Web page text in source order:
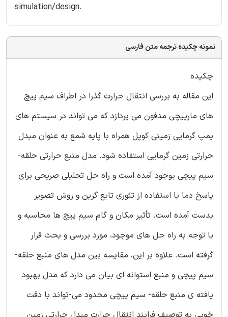
simulation/design.
نمونه چکیده ترجمه متن فارسی
چکیده
این مقاله به بررسی انتقال حرارت گذرا در اطراف سیم پیچ
های مارپیچی مدفون می پردازد که می تواند در سیستم های
پمپ گرمایی زمینی کوپل همراه با پایه شمع به عنوان مبدل
حرارتی زمین گرمایی استفاده شود. مدل منبع حرارتی حلقه-
سیم پیچی بوجود آمده است و راه حل تحلیلی صریحی برای
پاسخ دما با استفاده از تئوری تابع گرین و روش تصویر
بدست آمده است. تأثیر مکان و گام سیم پیچ ها محاسبه و
با توجه به راه حل های موجود، مورد بررسی و بحث قرار
گرفته است. علاوه بر این، مقایسه بین مدل های منبع حلقه-
سیم پیچی و منبع استوانه ای بیان می دارد که مدل بهبود
یافته ی منبع حلقه- سیم پیچی محدود می-تواند با دقت